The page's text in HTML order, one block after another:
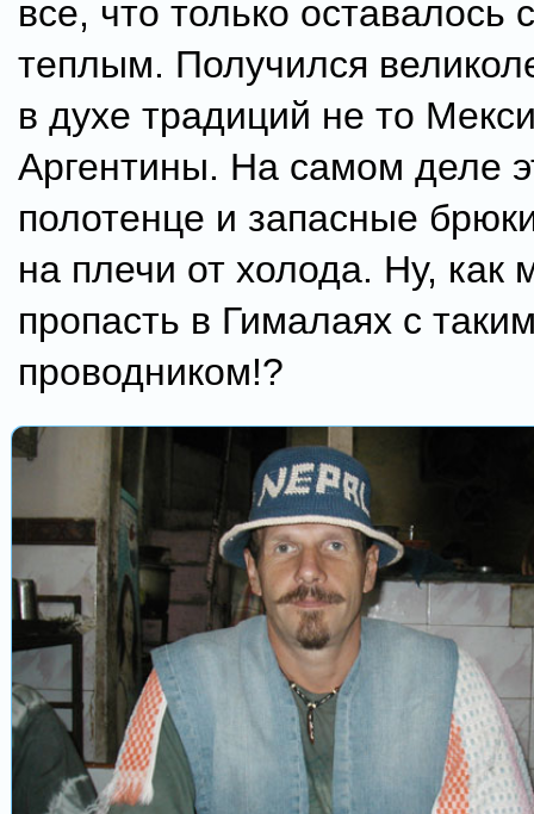
все, что только оставалось
теплым. Получился
в духе традиций не то
Аргентины. На самом деле
полотенце и запасные
на плечи от холода. Ну, как
пропасть в Гималаях с
проводником!?